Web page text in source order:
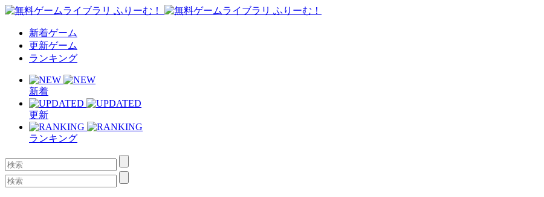
新着ゲーム
更新ゲーム
ランキング
新着
更新
ランキング